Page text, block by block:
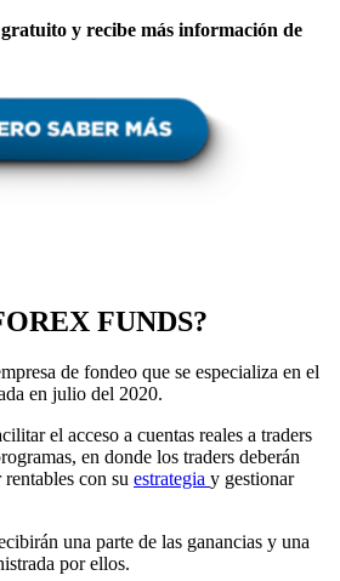
y recibe más información de
FUNDS?
de fondeo que se especializa en el
en julio del 2020.
el acceso a cuentas reales a traders
en donde los traders deberán
rentables con su estrategia y gestionar
una parte de las ganancias y una
por ellos.